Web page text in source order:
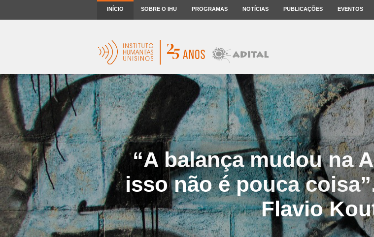
INÍCIO SOBRE O IHU PROGRAMAS NOTÍCIAS PUBLICAÇÕES EVENTOS
“A balança mudou na
isso não é pouca
Flavio